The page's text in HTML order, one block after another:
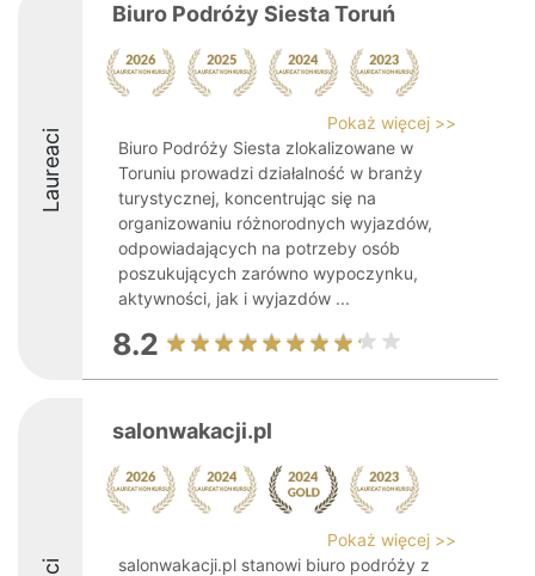
Laureaci
Biuro Podróży Siesta Toruń
Pokaż więcej >>
Biuro Podróży Siesta zlokalizowane w
Toruniu prowadzi działalność w branży
turystycznej, koncentrując się na
organizowaniu różnorodnych wyjazdów,
odpowiadających na potrzeby osób
poszukujących zarówno wypoczynku,
aktywności, jak i wyjazdów ...
8.2
salonwakacji.pl
Pokaż więcej >>
salonwakacji.pl stanowi biuro podróży z